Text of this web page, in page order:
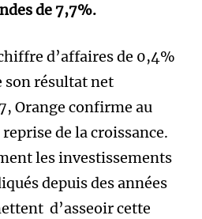
de 7,7%.
d’affaires de 0,4%
son résultat net
Orange confirme au
de la croissance.
les investissements
depuis des années
d’asseoir cette